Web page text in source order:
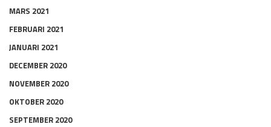
MARS 2021
FEBRUARI 2021
JANUARI 2021
DECEMBER 2020
NOVEMBER 2020
OKTOBER 2020
SEPTEMBER 2020